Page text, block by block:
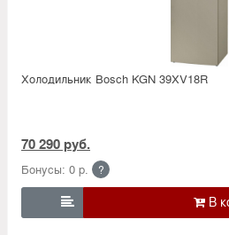
Холодильник Bosсh KGN 39XV18R
70 290 руб.
Бонусы: 0 р. ?
